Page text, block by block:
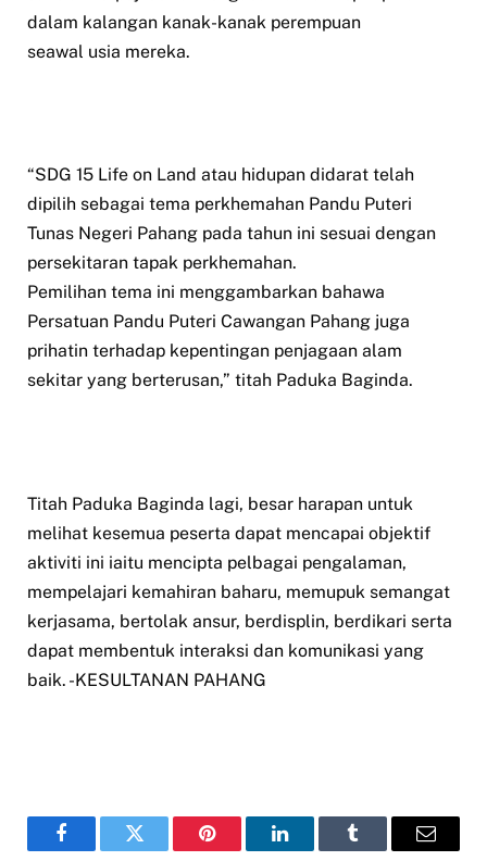
dalam kalangan kanak-kanak perempuan
seawal usia mereka.
“SDG 15 Life on Land atau hidupan didarat telah
dipilih sebagai tema perkhemahan Pandu Puteri
Tunas Negeri Pahang pada tahun ini sesuai dengan
persekitaran tapak perkhemahan.
Pemilihan tema ini menggambarkan bahawa
Persatuan Pandu Puteri Cawangan Pahang juga
prihatin terhadap kepentingan penjagaan alam
sekitar yang berterusan,” titah Paduka Baginda.
Titah Paduka Baginda lagi, besar harapan untuk
melihat kesemua peserta dapat mencapai objektif
aktiviti ini iaitu mencipta pelbagai pengalaman,
mempelajari kemahiran baharu, memupuk semangat
kerjasama, bertolak ansur, berdisplin, berdikari serta
dapat membentuk interaksi dan komunikasi yang
baik. -KESULTANAN PAHANG
FacebookTwitter Pinterest LinkedInTumblr Email